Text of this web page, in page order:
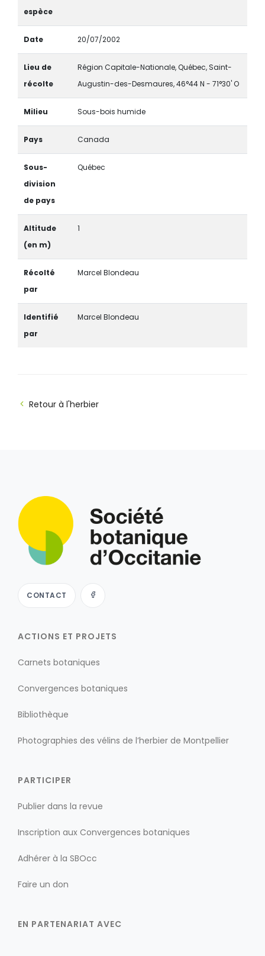
espèce
Date 20/07/2002
Lieu de
récolte
Région Capitale-Nationale, Québec, Saint-
Augustin-des-Desmaures, 46°44 N - 71°30' O
Milieu Sous-bois humide
Pays Canada
Sous-
division
de pays
Québec
Altitude
(en m)
1
Récolté
par
Marcel Blondeau
Identifié
par
Marcel Blondeau
Retour à l'herbier
CONTACT
ACTIONS ET PROJETS
Carnets botaniques
Convergences botaniques
Bibliothèque
Photographies des vélins de l’herbier de Montpellier
PARTICIPER
Publier dans la revue
Inscription aux Convergences botaniques
Adhérer à la SBOcc
Faire un don
EN PARTENARIAT AVEC